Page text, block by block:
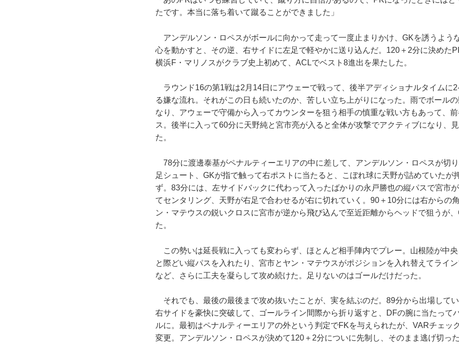
たです。本当に落ち着いて蹴ることができました」
アンデルソン・ロペスがボールに向かって走って一度止まりかけ、GKを誘うよう
心を動かすと、その逆、右サイドに左足で軽やかに送り込んだ。120＋2分に決めた
横浜F・マリノスがクラブ史上初めて、ACLでベスト8進出を果たした。
ラウンド16の第1戦は2月14日にアウェーで戦って、後半アディショナルタイムに
る嫌な流れ。それがこの日も続いたのか、苦しい立ち上がりになった。雨でボールの
なり、アウェーで守備から入ってカウンターを狙う相手の慎重な戦い方もあって、
ス。後半に入って60分に天野純と宮市亮が入ると全体が攻撃でアクティブになり、
た。
78分に渡邊泰基がペナルティーエリアの中に差して、アンデルソン・ロペスが切
足シュート、GKが指で触って右ポストに当たると、こぼれ球に天野が詰めていたが
ず。83分には、左サイドバックに代わって入ったばかりの永戸勝也の縦パスで宮市
てセンタリング、天野が右足で合わせるが右に切れていく。90＋10分には右からの
ン・マテウスの鋭いクロスに宮市が逆から飛び込んで至近距離からヘッドで狙うが
た。
この勢いは延長戦に入っても変わらず、ほとんど相手陣内でプレー。山根陸が中央
と際どい縦パスを入れたり、宮市とヤン・マテウスがポジションを入れ替えてライ
など、さらに工夫を凝らして攻め続けた。足りないのはゴールだけだった。
それでも、最後の最後まで攻め抜いたことが、実を結ぶのだ。89分から出場して
右サイドを豪快に突破して、ゴールライン間際から折り返すと、DFの腕に当たって
ルに。最初はペナルティーエリアの外という判定でFKを与えられたが、VARチェッ
変更。アンデルソン・ロペスが決めて120＋2分についに先制し、そのまま逃げ切った